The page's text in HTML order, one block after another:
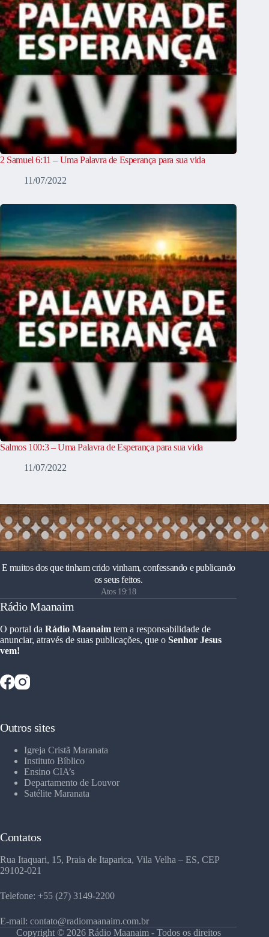
2 Samuel 6:11 – Uma Palavra de Esperança para sua vida
11/07/2022
Salmos 100:3 – Uma Palavra de Esperança para sua vida
11/07/2022
E muitos dos que tinham crido vinham, confessando e publicando
os seus feitos.
Atos 19:18
Rádio Maanaim
O portal da Rádio Maanaim tem a responsabilidade de
anunciar, através de suas publicações, que o Senhor Jesus
vem!
Outros sites
Igreja Cristã Maranata
Instituto Bíblico
Ensino CIA’s
Departamento de Louvor
Satélite Maranata
Contatos
Rua Itaquari, 15, Praia de Itaparica, Vila Velha – ES, CEP
29102-021
Telefone: +55 (27) 3149-2200
E-mail: contato@radiomaanaim.com.br
Copyright © 2026 Rádio Maanaim - Todos os direitos